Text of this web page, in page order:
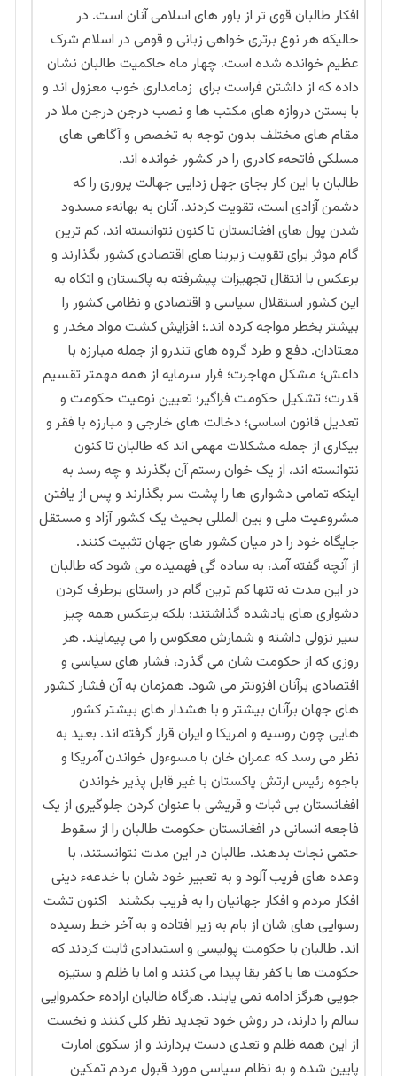
افکار طالبان قوی تر از باور های اسلامی آنان است. در
حالیکه هر نوع برتری خواهی زبانی و قومی در اسلام شرک
عظیم خوانده شده است. چهار ماه حاکمیت طالبان نشان
داده که از داشتن فراست برای زمامداری خوب معزول اند و
با بستن دروازه های مکتب ها و نصب درجن درجن ملا در
مقام های مختلف بدون توجه به تخصص و آگاهی های
مسلکی فاتحهء کادری را در کشور خوانده اند.
طالبان با این کار بجای جهل زدایی جهالت پروری را که
دشمن آزادی است، تقویت کردند. آنان به بهانهء مسدود
شدن پول های افغانستان تا کنون نتوانسته اند، کم ترین
گام موثر برای تقویت زیربنا های اقتصادی کشور بگذارند و
برعکس با انتقال تجهیزات پیشرفته به پاکستان و اتکاه به
این کشور استقلال سیاسی و اقتصادی و نظامی کشور را
بیشتر بخطر مواجه کرده اند.؛ افزایش کشت مواد مخدر و
معتادان. دفع و طرد گروه های تندرو از جمله مبارزه با
داعش؛ مشکل مهاجرت؛ فرار سرمایه از همه مهمتر تقسیم
قدرت؛ تشکیل حکومت فراگیر؛ تعیین نوعیت حکومت و
تعدیل قانون اساسی؛ دخالت های خارجی و مبارزه با فقر و
بیکاری از جمله مشکلات مهمی اند که طالبان تا کنون
نتوانسته اند، از یک خوان رستم آن بگذرند و چه رسد به
اینکه تمامی دشواری ها را پشت سر بگذارند و پس از یافتن
مشروعیت ملی و بین المللی بحیث یک کشور آزاد و مستقل
جایگاه خود را در میان کشور های جهان تثبیت کنند.
از آنچه گفته آمد، به ساده گی فهمیده می شود که طالبان
در این مدت نه تنها کم ترین گام در راستای برطرف کردن
دشواری های یادشده گذاشتند؛ بلکه برعکس همه چیز
سیر نزولی داشته و شمارش معکوس را می پیمایند. هر
روزی که از حکومت شان می گذرد، فشار های سیاسی و
افتصادی برآنان افزونتر می شود. همزمان به آن فشار کشور
های جهان برآنان بیشتر و با هشدار های بیشتر کشور
هایی چون روسیه و امریکا و ایران قرار گرفته اند. بعید به
نظر می رسد که عمران خان با مسوءول خواندن آمریکا و
باجوه رئیس ارتش پاکستان با غیر قابل پذیر خواندن
افغانستان بی ثبات و قریشی با عنوان کردن جلوگیری از یک
فاجعه انسانی در افغانستان حکومت طالبان را از سقوط
حتمی نجات بدهند. طالبان در این مدت نتوانستند، با
وعده های فریب آلود و به تعبیر خود شان با خدعهء دینی
افکار مردم و افکار جهانیان را به فریب بکشند اکنون تشت
رسوایی های شان از بام به زیر افتاده و به آخر خط رسیده
اند. طالبان با حکومت پولیسی و استبدادی ثابت کردند که
حکومت ها با کفر بقا پیدا می کنند و اما با ظلم و ستیزه
جویی هرگز ادامه نمی یابند. هرگاه طالبان ارادهء حکمروایی
سالم را دارند، در روش خود تجدید نظر کلی کنند و نخست
از این همه ظلم و تعدی دست بردارند و از سکوی امارت
پایین شده و به نظام سیاسی مورد قبول مردم تمکین